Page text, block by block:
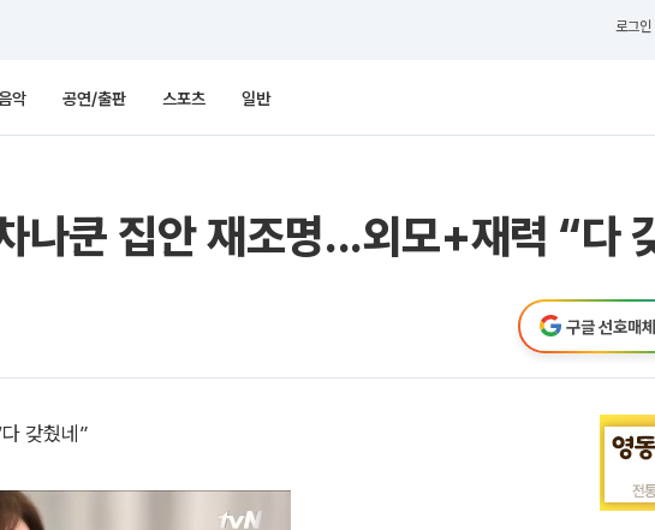
로그인
악 공연/출판 스포츠 일반
나쿤 집안 재조명...외모+재력 “다
구글 선호매
갖췄네”